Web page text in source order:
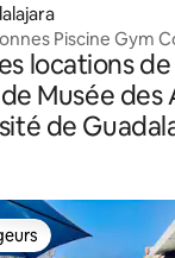
Piscine Gym
locations
Musée des
de